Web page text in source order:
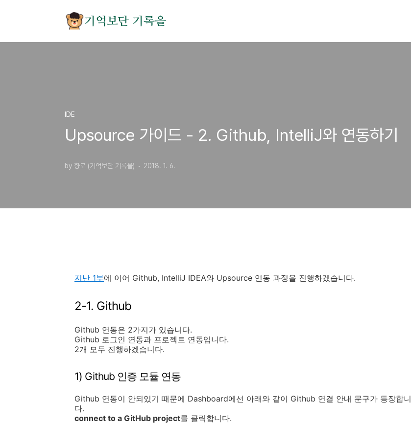
기억보단 기록을
IDE
Upsource 가이드 - 2. Github, IntelliJ와 연동하기
by 향로 (기억보단 기록을) 2018. 1. 6.
지난 1부에 이어 Github, IntelliJ IDEA와 Upsource 연동 과정을 진행하겠습니다.
2-1. Github
Github 연동은 2가지가 있습니다.
Github 로그인 연동과 프로젝트 연동입니다.
2개 모두 진행하겠습니다.
1) Github 인증 모듈 연동
Github 연동이 안되있기 때문에 Dashboard에선 아래와 같이 Github 연결 안내 문구가 등장합니
다.
connect to a GitHub project를 클릭합니다.